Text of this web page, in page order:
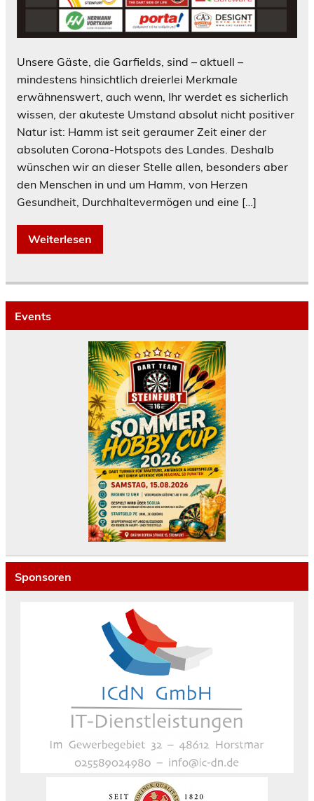
Unsere Gäste, die Garfields, sind – aktuell –
mindestens hinsichtlich dreierlei Merkmale
erwähnenswert, auch wenn, Ihr werdet es sicherlich
wissen, der akuteste Umstand absolut nicht positiver
Natur ist: Hamm ist seit geraumer Zeit einer der
absoluten Corona-Hotspots des Landes. Deshalb
wünschen wir an dieser Stelle allen, besonders aber
den Menschen in und um Hamm, von Herzen
Gesundheit, Durchhaltevermögen und eine […]
Weiterlesen
Events
Sponsoren